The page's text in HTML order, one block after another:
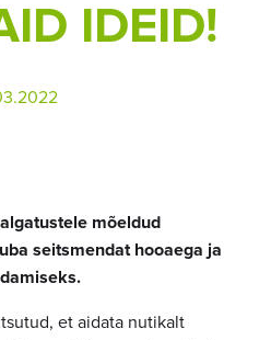
IDEID!
mõeldud
seitsmendat hooaega ja
et aidata nutikalt